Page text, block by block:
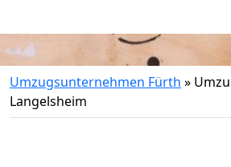
Umzugsunternehmen Fürth »
Langelsheim